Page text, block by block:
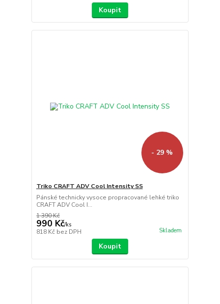
Koupit
- 29 %
Triko CRAFT ADV Cool Intensity SS
Pánské technicky vysoce propracované lehké triko
CRAFT ADV Cool I...
1 390 Kč
990 Kč/ks
818 Kč bez DPH Skladem
Koupit